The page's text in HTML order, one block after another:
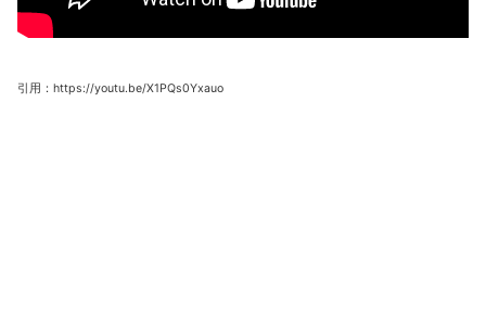
引用：https://youtu.be/X1PQs0Yxauo